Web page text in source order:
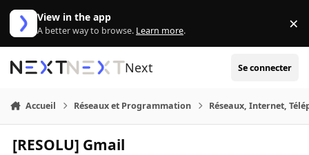
Aller au contenu
View in the app
A better way to browse. Learn more. ×
Next Se connecter
Accueil Réseaux et Programmation Réseaux, Internet,
[RESOLU] Gmail